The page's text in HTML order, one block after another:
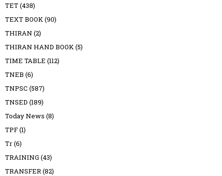
TET(438)
TEXT BOOK(90)
THIRAN (2)
THIRAN HAND BOOK(5)
TIME TABLE (112)
TNEB (6)
TNPSC (587)
TNSED (189)
Today News (8)
TPF(1)
Tr(6)
TRAINING (43)
TRANSFER(82)